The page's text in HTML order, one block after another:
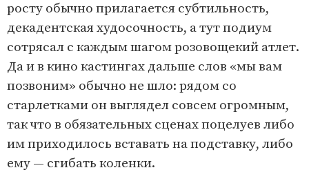
росту обычно прилагается субтильность,
декадентская худосочность, а тут подиум
сотрясал с каждым шагом розовощекий атлет.
Да и в кино кастингах дальше слов «мы вам
позвоним» обычно не шло: рядом со
старлетками он выглядел совсем огромным,
так что в обязательных сценах поцелуев либо
им приходилось вставать на подставку, либо
ему — сгибать коленки.